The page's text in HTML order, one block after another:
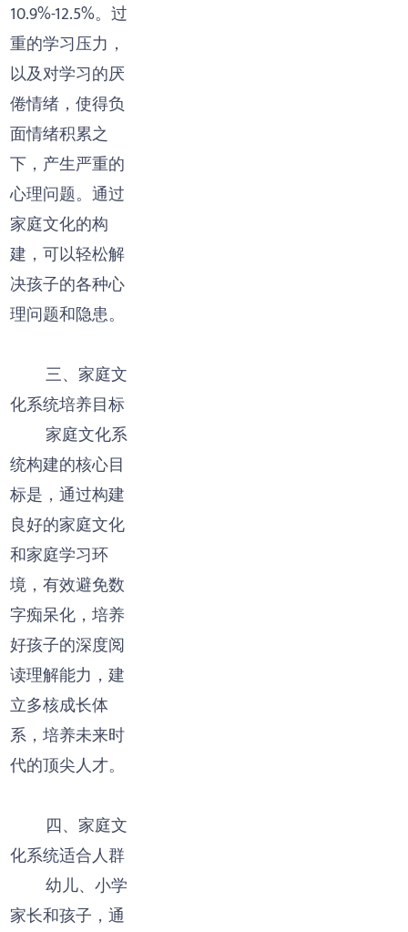
10.9%-12.5%。过
重的学习压力，
以及对学习的厌
倦情绪，使得负
面情绪积累之
下，产生严重的
心理问题。通过
家庭文化的构
建，可以轻松解
决孩子的各种心
理问题和隐患。
三、家庭文
化系统培养目标
家庭文化系
统构建的核心目
标是，通过构建
良好的家庭文化
和家庭学习环
境，有效避免数
字痴呆化，培养
好孩子的深度阅
读理解能力，建
立多核成长体
系，培养未来时
代的顶尖人才。
四、家庭文
化系统适合人群
幼儿、小学
家长和孩子，通